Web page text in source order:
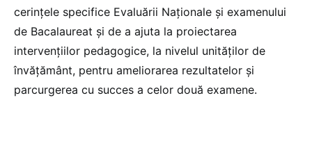
cerinţele specifice Evaluării Naţionale şi examenului
de Bacalaureat şi de a ajuta la proiectarea
intervenţiilor pedagogice, la nivelul unităţilor de
învăţământ, pentru ameliorarea rezultatelor şi
parcurgerea cu succes a celor două examene.